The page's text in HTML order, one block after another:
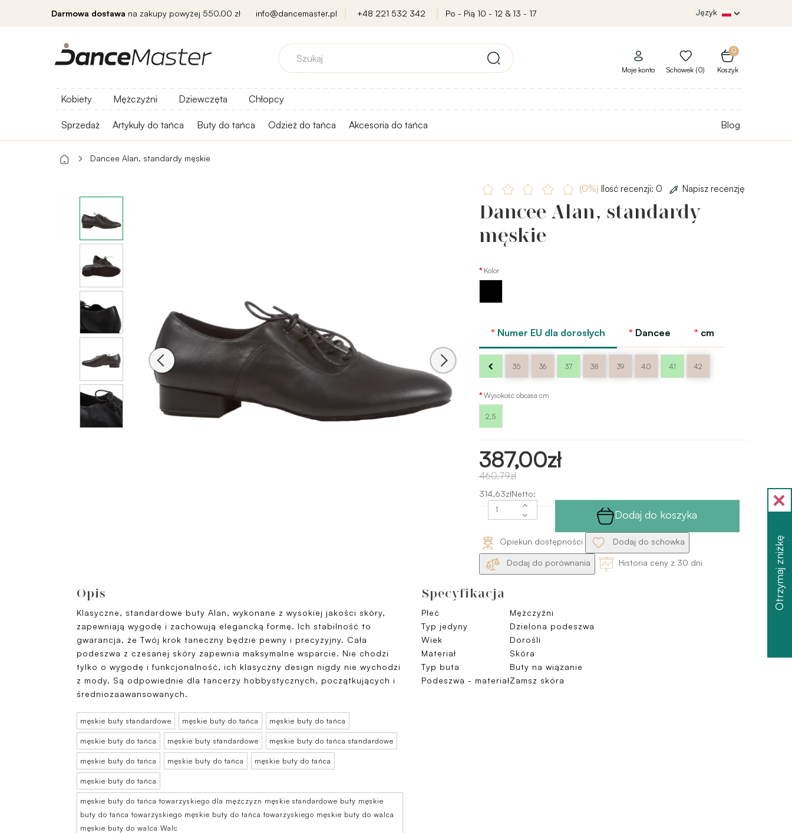
Darmowa dostawa na zakupy powyżej 550.00 zł info@dancemaster.pl +48 221 532 342 Po - Pią 10 - 12 & 13 - 17 Język
0
Koszyk
Moje konto Schowek (0)
Kobiety Mężczyźni Dziewczęta Chłopcy
Sprzedaż Artykuły do ​​tańca Buty do tańca Odzież do tańca Akcesoria do tańca Blog
Dancee Alan, standardy męskie
(0%) Ilość recenzji: 0 Napisz recenzję
Dancee Alan, standardy
męskie
Kolor
Numer EU dla dorosłych Dancee cm
35 36 37 38 39 40 41 42
Wysokość obcasa cm
2,5
387,00zł
460,79zł
314,63złNetto:
Dodaj do koszyka
Opiekun dostępności Dodaj do schowka
Dodaj do porównania Historia ceny z 30 dni
Opis
Klasyczne, standardowe buty Alan, wykonane z wysokiej jakości skóry,
zapewniają wygodę i zachowują elegancką formę. Ich stabilność to
gwarancja, że ​​Twój krok taneczny będzie pewny i precyzyjny. Cała
podeszwa z czesanej skóry zapewnia maksymalne wsparcie. Nie chodzi
tylko o wygodę i funkcjonalność, ich klasyczny design nigdy nie wychodzi
z mody. Są odpowiednie dla tancerzy hobbystycznych, początkujących i
średniozaawansowanych.
męskie buty standardowe męskie buty do tańca męskie buty do tańca
męskie buty do tańca męskie buty standardowe męskie buty do tańca standardowe
męskie buty do tańca męskie buty do tańca męskie buty do tańca
męskie buty do tańca
męskie buty do tańca towarzyskiego dla mężczyzn męskie standardowe buty męskie
buty do tańca towarzyskiego męskie buty do tańca towarzyskiego męskie buty do walca
męskie buty do walca Walc
Specyfikacja
Płeć
Mężczyźni
Typ jedyny
Dzielona podeszwa
Wiek
Dorośli
Materiał
Skóra
Typ buta
Buty na wiązanie
Podeszwa - materiałZamsz skóra
Otrzymaj zniżkę